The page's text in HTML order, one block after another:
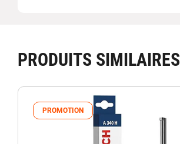
PRODUITS SIMILAIRES
PROMOTION